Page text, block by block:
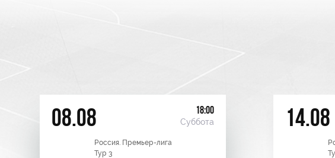
08.08 18:00
Суббота
Россия. Премьер-лига
Тур 3
14.08